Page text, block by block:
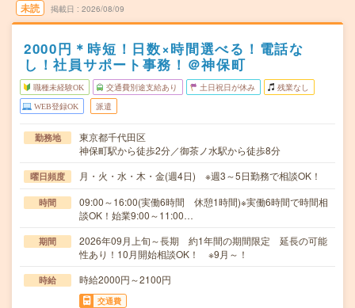
未読 掲載日 2026/08/09
2000円＊時短！日数×時間選べる！電話な
し！社員サポート事務！＠神保町
職種未経験OK 交通費別途支給あり 土日祝日が休み 残業なし
WEB登録OK 派遣
勤務地
東京都千代田区
神保町駅から徒歩2分／御茶ノ水駅から徒歩8分
曜日頻度 月・火・水・木・金(週4日) ※週3～5日勤務で相談OK！
時間
09:00～16:00(実働6時間 休憩1時間)※実働6時間で時間相
談OK！始業9:00～11:00…
期間
2026年09月上旬～長期 約1年間の期間限定 延長の可能
性あり！10月開始相談OK！ ※9月～！
時給 時給2000円～2100円
交通費